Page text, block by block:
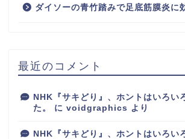
ダイソーの青竹踏みで足底筋膜炎に
最近のコメント
NHK『サキどり』、ホントはいろい
た。
に voidgraphics より
NHK『サキどり』、ホントはいろい